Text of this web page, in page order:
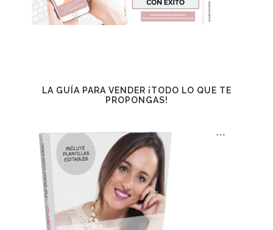
LA GUÍA PARA VENDER ¡TODO LO QUE TE
PROPONGAS!
…